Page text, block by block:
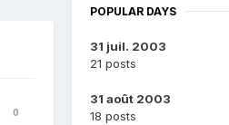
0
POPULAR DAYS
31 juil. 2003
21 posts
31 août 2003
18 posts